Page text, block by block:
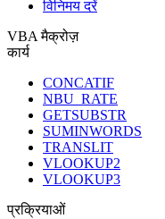
विनिमय दरें
VBA मैक्रोज़
कार्य
CONCATIF
NBU_RATE
GETSUBSTR
SUMINWORDS
TRANSLIT
VLOOKUP2
VLOOKUP3
प्रक्रियाओं